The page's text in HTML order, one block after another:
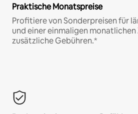
Praktische Monatspreise
Profitiere von Sonderpreisen für
und einer einmaligen monatlichen
zusätzliche Gebühren.*